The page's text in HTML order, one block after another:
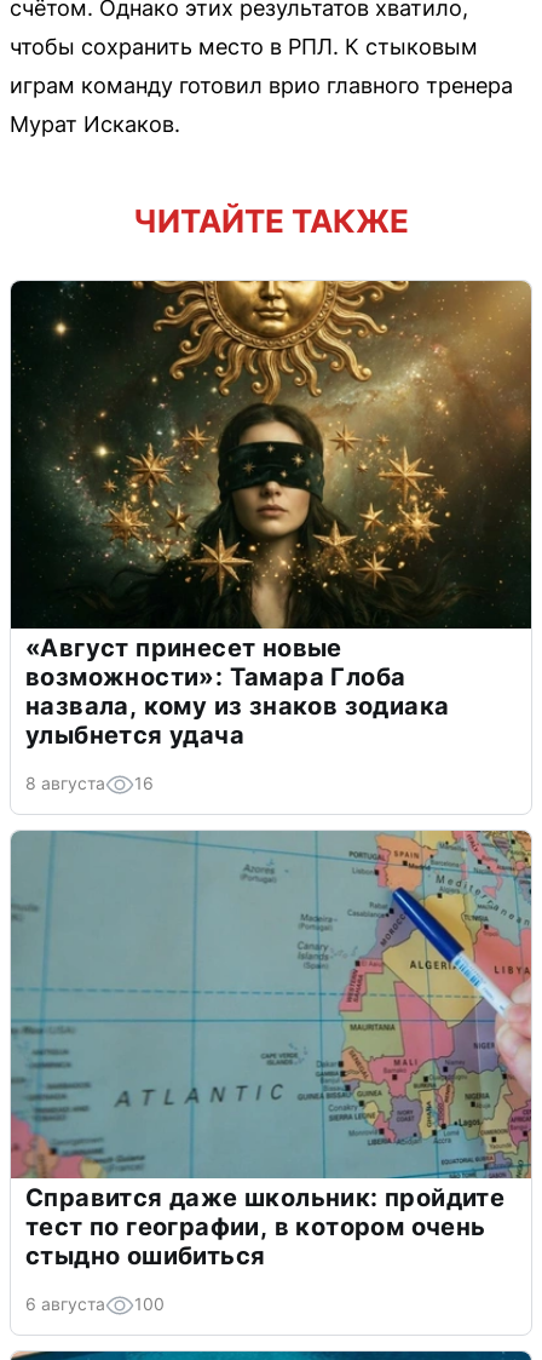
счётом. Однако этих результатов хватило,
чтобы сохранить место в РПЛ. К стыковым
играм команду готовил врио главного тренера
Мурат Искаков.
ЧИТАЙТЕ ТАКЖЕ
«Август принесет новые
возможности»: Тамара Глоба
назвала, кому из знаков зодиака
улыбнется удача
8 августа 16
Справится даже школьник: пройдите
тест по географии, в котором очень
стыдно ошибиться
6 августа 100